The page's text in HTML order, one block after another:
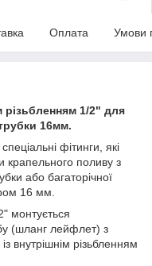
Оплата Умови
різьбленням 1/2" для
16мм.
фітинги, які
крапельного поливу з
або багаторічної
16 мм.
монтується
(шланг лейфлет) з
із внутрішнім різьбленням